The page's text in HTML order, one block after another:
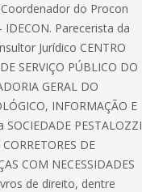
do Procon
Parecerista da
Jurídico CENTRO
SERVIÇO PÚBLICO DO
GERAL DO
INFORMAÇÃO E
PESTALOZZI
DE
COM NECESSIDADES
de direito, dentre